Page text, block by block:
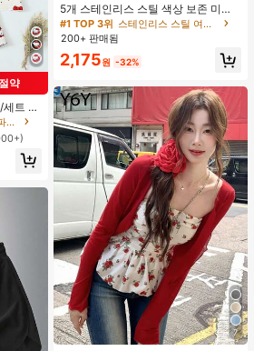
약
트 여
상의
홈
프라이드 월 여성 파자마 세트
진!
프라이드 월 여성 파자마 세트
진!
프라이드 월 여성 파자마 세트
진!
5개 스테인리스 스틸 색상 보존 미니
멀리스트 폴리싱 반지 세트, 우아한 니
치 디자인 스택형 반지 여성용
거의 매진!
#1 TOP 3위
스테인리스 스틸 여성 반지
거의 매진!
#1 TOP 3위
스테인리스 스틸 여성 반지
거의 매진!
#1 TOP 3위
거의 매진!
200+ 판매됨
2,175원 -32%
7